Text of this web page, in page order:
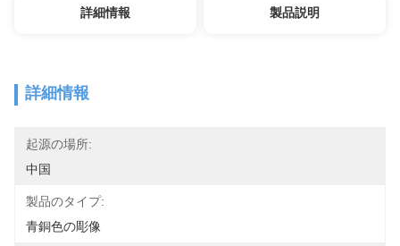
詳細情報 製品説明
詳細情報
起源の場所:
中国
製品のタイプ:
青銅色の彫像